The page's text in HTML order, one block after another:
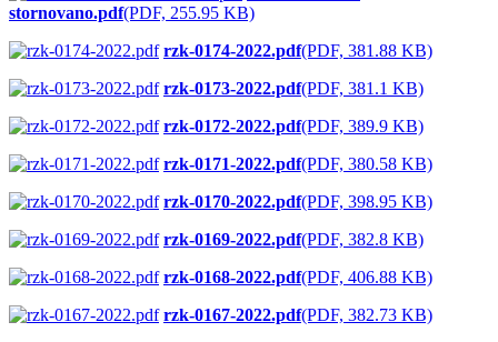
stornovano.pdf(PDF, 255.95 KB)
rzk-0174-2022.pdf(PDF, 381.88 KB)
rzk-0173-2022.pdf(PDF, 381.1 KB)
rzk-0172-2022.pdf(PDF, 389.9 KB)
rzk-0171-2022.pdf(PDF, 380.58 KB)
rzk-0170-2022.pdf(PDF, 398.95 KB)
rzk-0169-2022.pdf(PDF, 382.8 KB)
rzk-0168-2022.pdf(PDF, 406.88 KB)
rzk-0167-2022.pdf(PDF, 382.73 KB)